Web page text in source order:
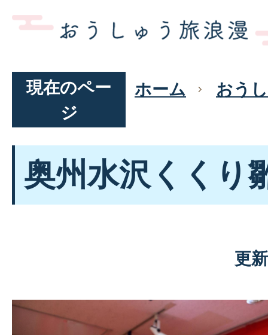
現在のペー
ジ
ホーム おう
奥州水沢くくり
更